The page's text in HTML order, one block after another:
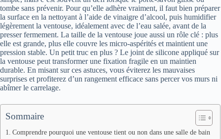
tombe sans prévenir. Pour qu’elle adhère vraiment, il faut bien préparer
la surface en la nettoyant à l’aide de vinaigre d’alcool, puis humidifier
légèrement la ventouse, idéalement avec de l’eau salée, avant de la
presser fermement. La taille de la ventouse joue aussi un rôle clé : plus
elle est grande, plus elle couvre les micro-aspérités et maintient une
pression stable. Un petit truc en plus ? Le joint de silicone appliqué sur
la ventouse peut transformer une fixation fragile en un maintien
durable. En misant sur ces astuces, vous éviterez les mauvaises
surprises et profiterez d’un rangement efficace sans percer vos murs ni
abîmer le carrelage.
Sommaire
Comprendre pourquoi une ventouse tient ou non dans une salle de bain